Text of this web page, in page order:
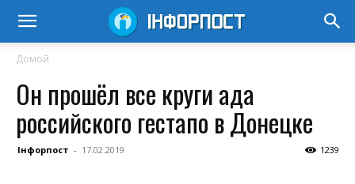
Домой
Он прошёл все круги ада
российского гестапо в Донецке
Інфорпост - 17.02.2019 1239